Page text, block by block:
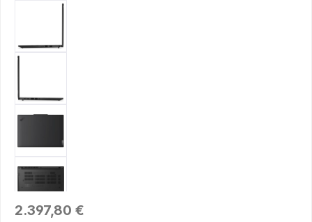
Regulärer Preis:
2.397,80 €